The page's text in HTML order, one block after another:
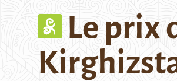
Le prix